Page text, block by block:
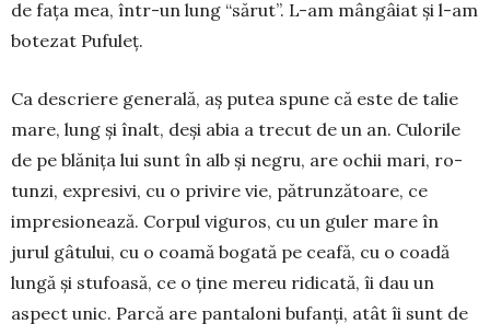
de faţa mea, într-un lung “sărut”. L-am mângâiat şi l-am
botezat Pufuleț.
Ca descriere generală, aş putea spune că este de talie
mare, lung şi înalt, deşi abia a trecut de un an. Culo­ri­le
de pe blă­ni­ța lui sunt în alb şi negru, are o­chii mari, ro­
tunzi, ex­pre­sivi, cu o pri­vire vie, pă­trunzătoare, ce
impre­sio­nea­ză. Corpul vi­gu­ros, cu un guler mare în
jurul gâtului, cu o coa­mă bogată pe ceafă, cu o coadă
lungă şi stufoasă, ce o ţine me­reu ridicată, îi dau un
aspect unic. Par­că are pantaloni bufanţi, atât îi sunt de